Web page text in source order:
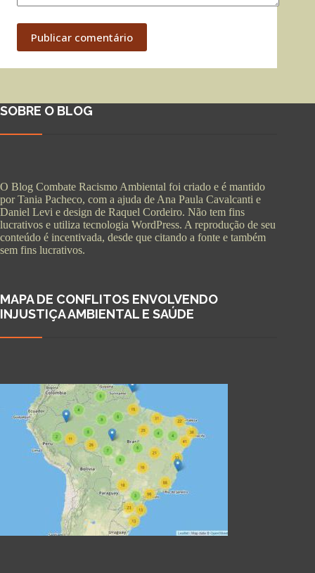
Publicar comentário
SOBRE O BLOG
O Blog Combate Racismo Ambiental foi criado e é mantido
por Tania Pacheco, com a ajuda de Ana Paula Cavalcanti e
Daniel Levi e design de Raquel Cordeiro. Não tem fins
lucrativos e utiliza tecnologia WordPress. A reprodução de seu
conteúdo é incentivada, desde que citando a fonte e também
sem fins lucrativos.
MAPA DE CONFLITOS ENVOLVENDO
INJUSTIÇA AMBIENTAL E SAÚDE